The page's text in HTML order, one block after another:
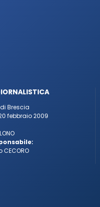
Brescia
febbraio 2009
CECORO